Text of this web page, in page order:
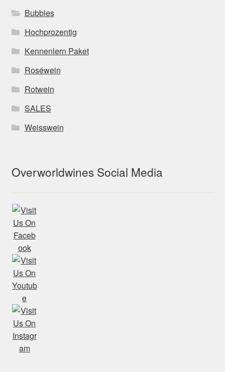
Bubbles
Hochprozentig
Kennenlern Paket
Roséwein
Rotwein
SALES
Weisswein
Overworldwines Social Media